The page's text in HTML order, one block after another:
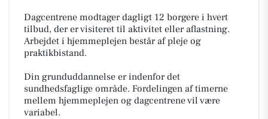
Dagcentrene modtager dagligt 12 borgere i hvert
tilbud, der er visiteret til aktivitet eller aflastning.
Arbejdet i hjemmeplejen består af pleje og
praktikbistand.
Din grunduddannelse er indenfor det
sundhedsfaglige område. Fordelingen af timerne
mellem hjemmeplejen og dagcentrene vil være
variabel.